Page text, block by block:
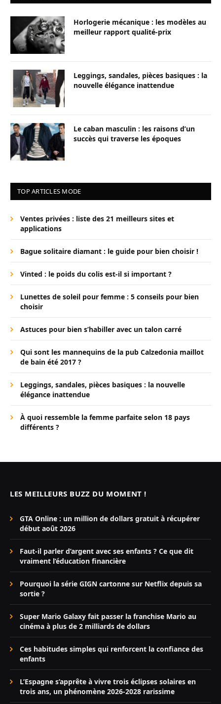
Horlogerie mécanique : les modèles au
meilleur rapport qualité-prix
Leggings, sandales, pièces basiques : la
nouvelle élégance inattendue
Le caban masculin : les raisons d’un
succès qui traverse les époques
TOP ARTICLES MODE
Ventes privées : liste des 21 meilleurs sites et
applications
Bague solitaire diamant : le guide pour bien choisir !
Vinted : le poids du colis est-il si important ?
Lunettes de soleil pour femme : 5 conseils pour bien
choisir
Astuces pour bien s’habiller avec un talon carré
Qui sont les mannequins de la pub Calzedonia maillot
de bain été 2017 ?
Leggings, sandales, pièces basiques : la nouvelle
élégance inattendue
À quoi ressemble la femme parfaite selon 18 pays
différents ?
LES MEILLEURS BUZZ DU MOMENT !
GTA Online : un million de dollars gratuit à récupérer
début août 2026
Faut-il parler d’argent avec ses enfants ? Ce que dit
vraiment l’éducation financière
Pourquoi la série GIGN cartonne sur Netflix depuis sa
sortie ?
Super Mario Galaxy fait passer la franchise Mario au
cinéma à plus de 2 milliards de dollars
Ces habitudes simples qui renforcent la confiance des
enfants
L’Espagne s’apprête à vivre trois éclipses solaires en
trois ans, un phénomène 2026-2028 rarissime